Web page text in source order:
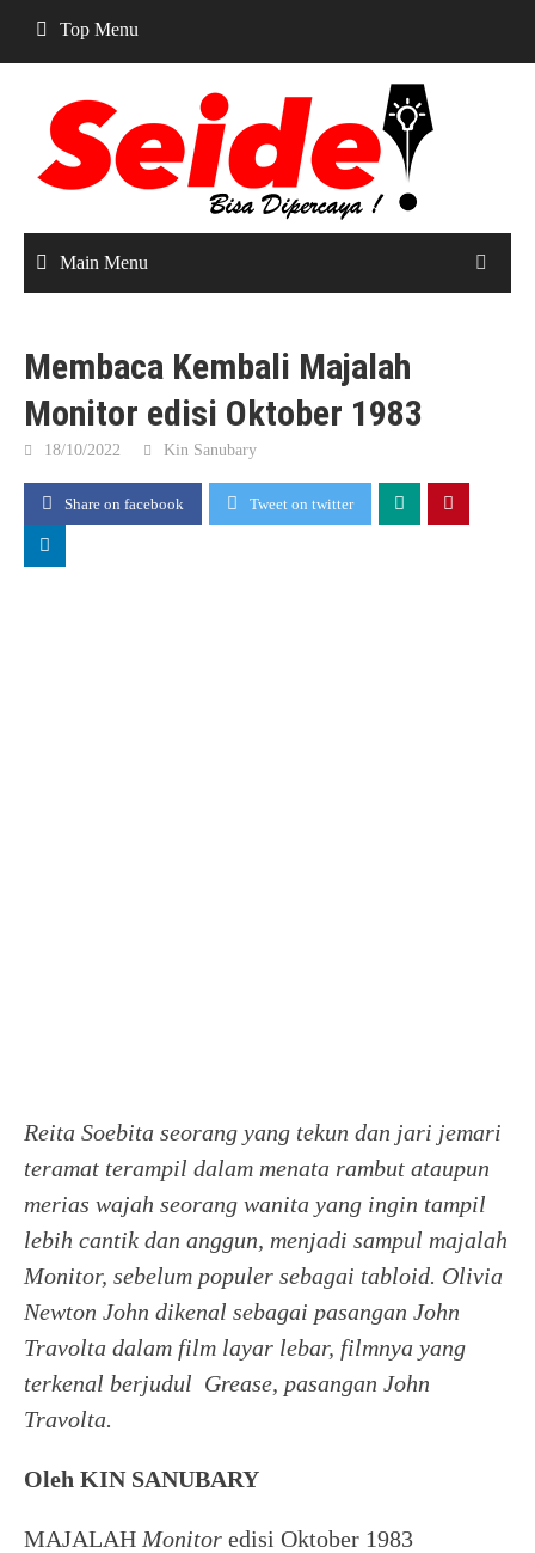
content
Top Menu
Main Menu
Membaca Kembali Majalah
Monitor edisi Oktober 1983
18/10/2022 Kin Sanubary
Share on facebook Tweet on twitter
Reita Soebita seorang yang tekun dan jari jemari
teramat terampil dalam menata rambut ataupun
merias wajah seorang wanita yang ingin tampil
lebih cantik dan anggun, menjadi sampul majalah
Monitor, sebelum populer sebagai tabloid. Olivia
Newton John dikenal sebagai pasangan John
Travolta dalam film layar lebar, filmnya yang
terkenal berjudul Grease, pasangan John
Travolta.
Oleh KIN SANUBARY
MAJALAH Monitor edisi Oktober 1983